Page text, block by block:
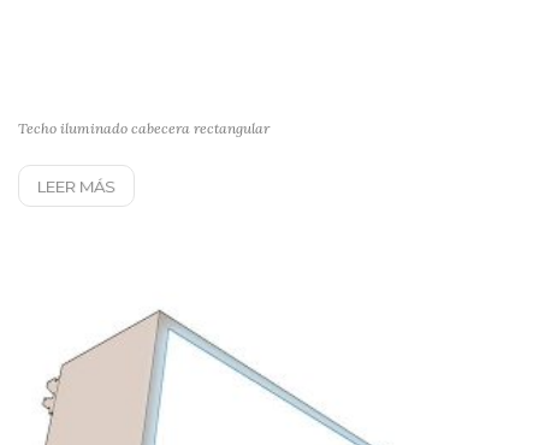
Techo iluminado cabecera rectangular
LEER MÁS